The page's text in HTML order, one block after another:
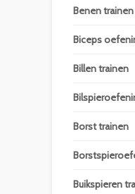
Benen trainen
Biceps
Billen trainen
Borst trainen
Buikspieren